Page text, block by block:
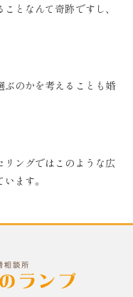
となんて奇跡ですし、
ぶのかを考えることも婚
ングではこのような広
ます。